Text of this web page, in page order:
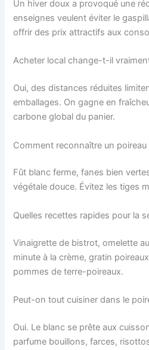
Un hiver doux a provoqué une
enseignes veulent éviter le
offrir des prix attractifs aux
Acheter local change-t-il
Oui, des distances réduites
emballages. On gagne en
carbone global du panier.
Comment reconnaître un poireau
Fût blanc ferme, fanes bien
végétale douce. Évitez les tiges
Quelles recettes rapides pour la
Vinaigrette de bistrot, omelette
minute à la crème, gratin
pommes de terre-poireaux.
Peut-on tout cuisiner dans le
Oui. Le blanc se prête aux
parfume bouillons, farces,